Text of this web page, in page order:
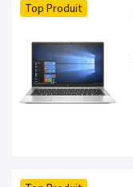
Top Produit